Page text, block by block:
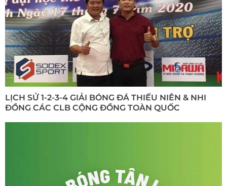
LỊCH SỬ 1-2-3-4 GIẢI BÓNG ĐÁ THIẾU NIÊN & NHI
ĐỒNG CÁC CLB CỘNG ĐỒNG TOÀN QUỐC